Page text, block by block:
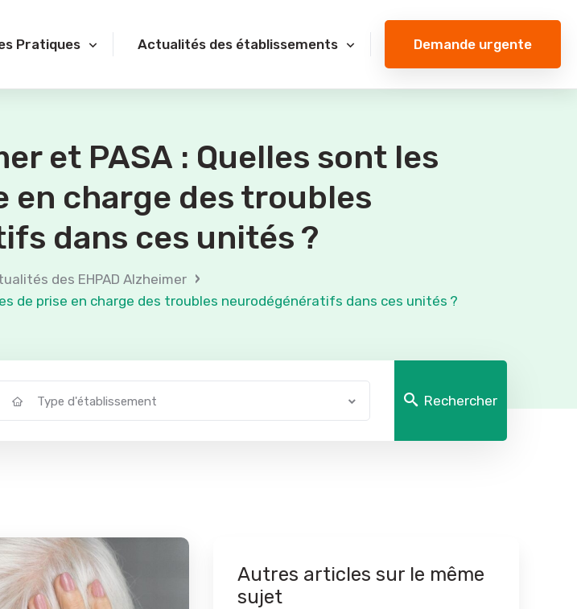
Pratiques Actualités des établissements Demande urgente
et PASA : Quelles sont les
en charge des troubles
dans ces unités ?
des EHPAD Alzheimer ›
de prise en charge des troubles neurodégénératifs dans ces unités ?
Type d'établissement Rechercher
Autres articles sur le même
sujet